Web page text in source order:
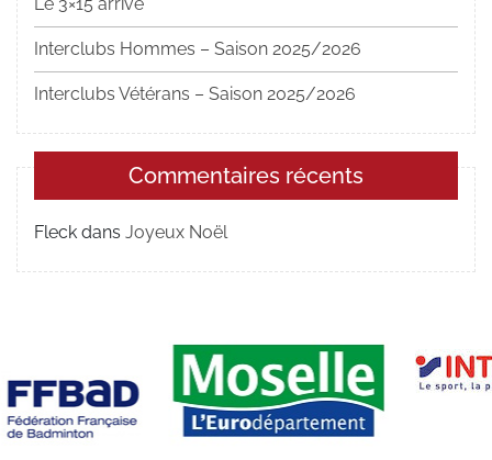
Interclubs Hommes – Saison 2025/2026
Interclubs Vétérans – Saison 2025/2026
Commentaires récents
Fleck dans Joyeux Noël